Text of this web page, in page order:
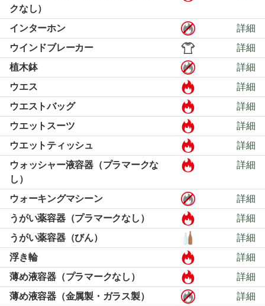
クなし）
インターホン
詳細
ウインドブレーカー
詳細
植木鉢
詳細
ウエス
詳細
ウエストバッグ
詳細
ウエットスーツ
詳細
ウエットティッシュ
詳細
ウォッシャー液容器（プラマークな
し）
詳細
ウォーキングマシーン
詳細
うがい薬容器（プラマークなし）
詳細
うがい薬容器（びん）
詳細
浮き輪
詳細
薄め液容器（プラマークなし）
詳細
薄め液容器（金属製・ガラス製）
詳細